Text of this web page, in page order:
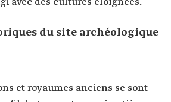
du site archéologique
et royaumes anciens se sont